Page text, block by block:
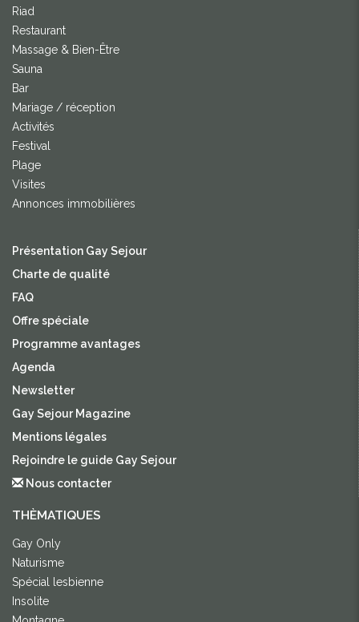
Riad
Restaurant
Massage & Bien-Être
Sauna
Bar
Mariage / réception
Activités
Festival
Plage
Visites
Annonces immobilières
Présentation Gay Sejour
Charte de qualité
FAQ
Offre spéciale
Programme avantages
Agenda
Newsletter
Gay Sejour Magazine
Mentions légales
Rejoindre le guide Gay Sejour
Nous contacter
THÈMATIQUES
Gay Only
Naturisme
Spécial lesbienne
Insolite